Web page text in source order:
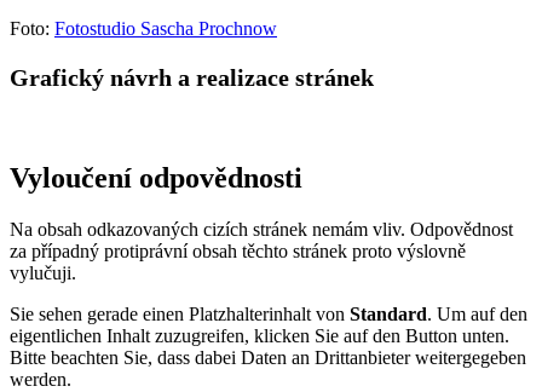
Foto: Fotostudio Sascha Prochnow
Grafický návrh a realizace stránek
Vyloučení odpovědnosti
Na obsah odkazovaných cizích stránek nemám vliv. Odpovědnost
za případný protiprávní obsah těchto stránek proto výslovně
vylučuji.
Sie sehen gerade einen Platzhalterinhalt von Standard. Um auf den
eigentlichen Inhalt zuzugreifen, klicken Sie auf den Button unten.
Bitte beachten Sie, dass dabei Daten an Drittanbieter weitergegeben
werden.